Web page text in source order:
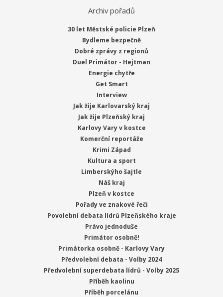
Archiv pořadů
30 let Městské policie Plzeň
Bydleme bezpečně
Dobré zprávy z regionů
Duel Primátor - Hejtman
Energie chytře
Get Smart
Interview
Jak žije Karlovarský kraj
Jak žije Plzeňský kraj
Karlovy Vary v kostce
Komerční reportáže
Krimi Západ
Kultura a sport
Limberskýho šajtle
Náš kraj
Plzeň v kostce
Pořady ve znakové řeči
Povolební debata lídrů Plzeňského kraje
Právo jednoduše
Primátor osobně!
Primátorka osobně - Karlovy Vary
Předvolební debata - Volby 2024
Předvolební superdebata lídrů - Volby 2025
Příběh kaolinu
Příběh porcelánu